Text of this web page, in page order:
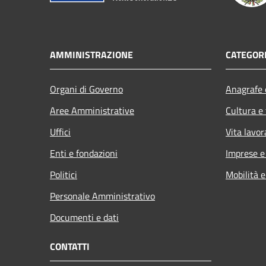
AMMINISTRAZIONE
Organi di Governo
Aree Amministrative
Uffici
Enti e fondazioni
Politici
Personale Amministrativo
Documenti e dati
Cultura
Vita
Imprese
Mobilità
CONTATTI